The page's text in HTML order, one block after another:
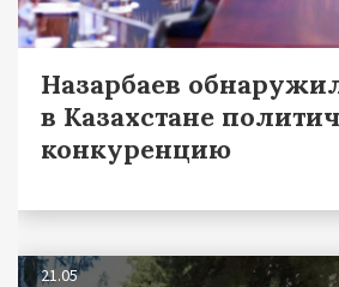
Назарбаев
в Казахстане
конкуренцию
21.05